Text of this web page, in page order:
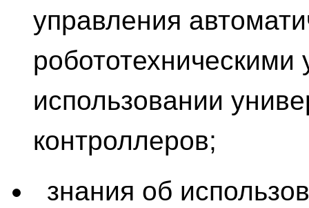
управления
робототехническими
использовании
контроллеров;
знания об